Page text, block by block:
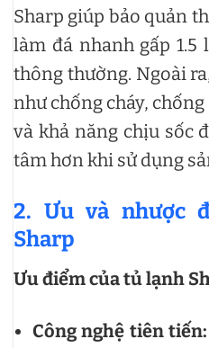
Sharp giúp bảo quản
làm đá nhanh gấp
thông thường. Ngoài
như chống cháy,
và khả năng chịu sốc
tâm hơn khi sử dụng
2. Ưu và nhược
Sharp
Ưu điểm của tủ lạnh
Công nghệ tiên tiến: